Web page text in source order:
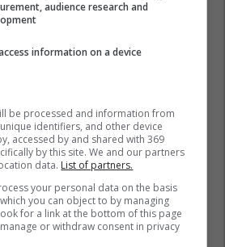
audience research and
information on a device
be processed and information from
identifiers, and other device
accessed by and shared with 369
by this site. We and our partners
data. List of partners.
your personal data on the basis
you can object to by managing
for a link at the bottom of this page
or withdraw consent in privacy